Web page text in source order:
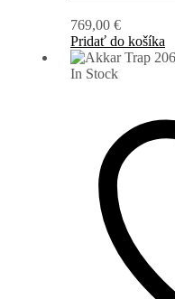
769,00 €
Pridať do košíka
In Stock